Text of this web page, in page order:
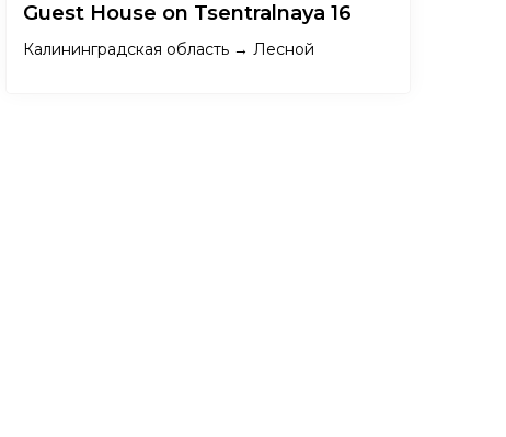
Guest House on Tsentralnaya 16
Калининградская область → Лесной